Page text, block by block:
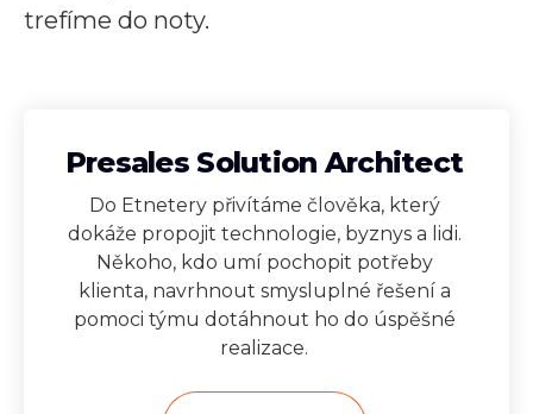
trefíme do noty.
Presales Solution Architect
Do Etnetery přivítáme člověka, který
dokáže propojit technologie, byznys a lidi.
Někoho, kdo umí pochopit potřeby
klienta, navrhnout smysluplné řešení a
pomoci týmu dotáhnout ho do úspěšné
realizace.